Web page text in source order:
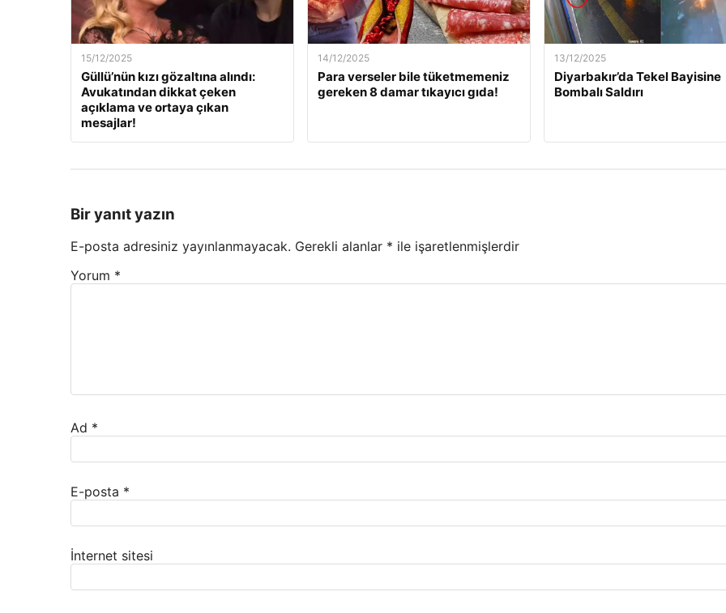
15/12/2025
Güllü’nün kızı gözaltına alındı:
Avukatından dikkat çeken
açıklama ve ortaya çıkan
mesajlar!
14/12/2025
Para verseler bile tüketmemeniz
gereken 8 damar tıkayıcı gıda!
13/12/2025
Diyarbakır’da Tekel Bayisine
Bombalı Saldırı
Bir yanıt yazın
E-posta adresiniz yayınlanmayacak. Gerekli alanlar * ile işaretlenmişlerdir
Yorum *
Ad *
E-posta *
İnternet sitesi